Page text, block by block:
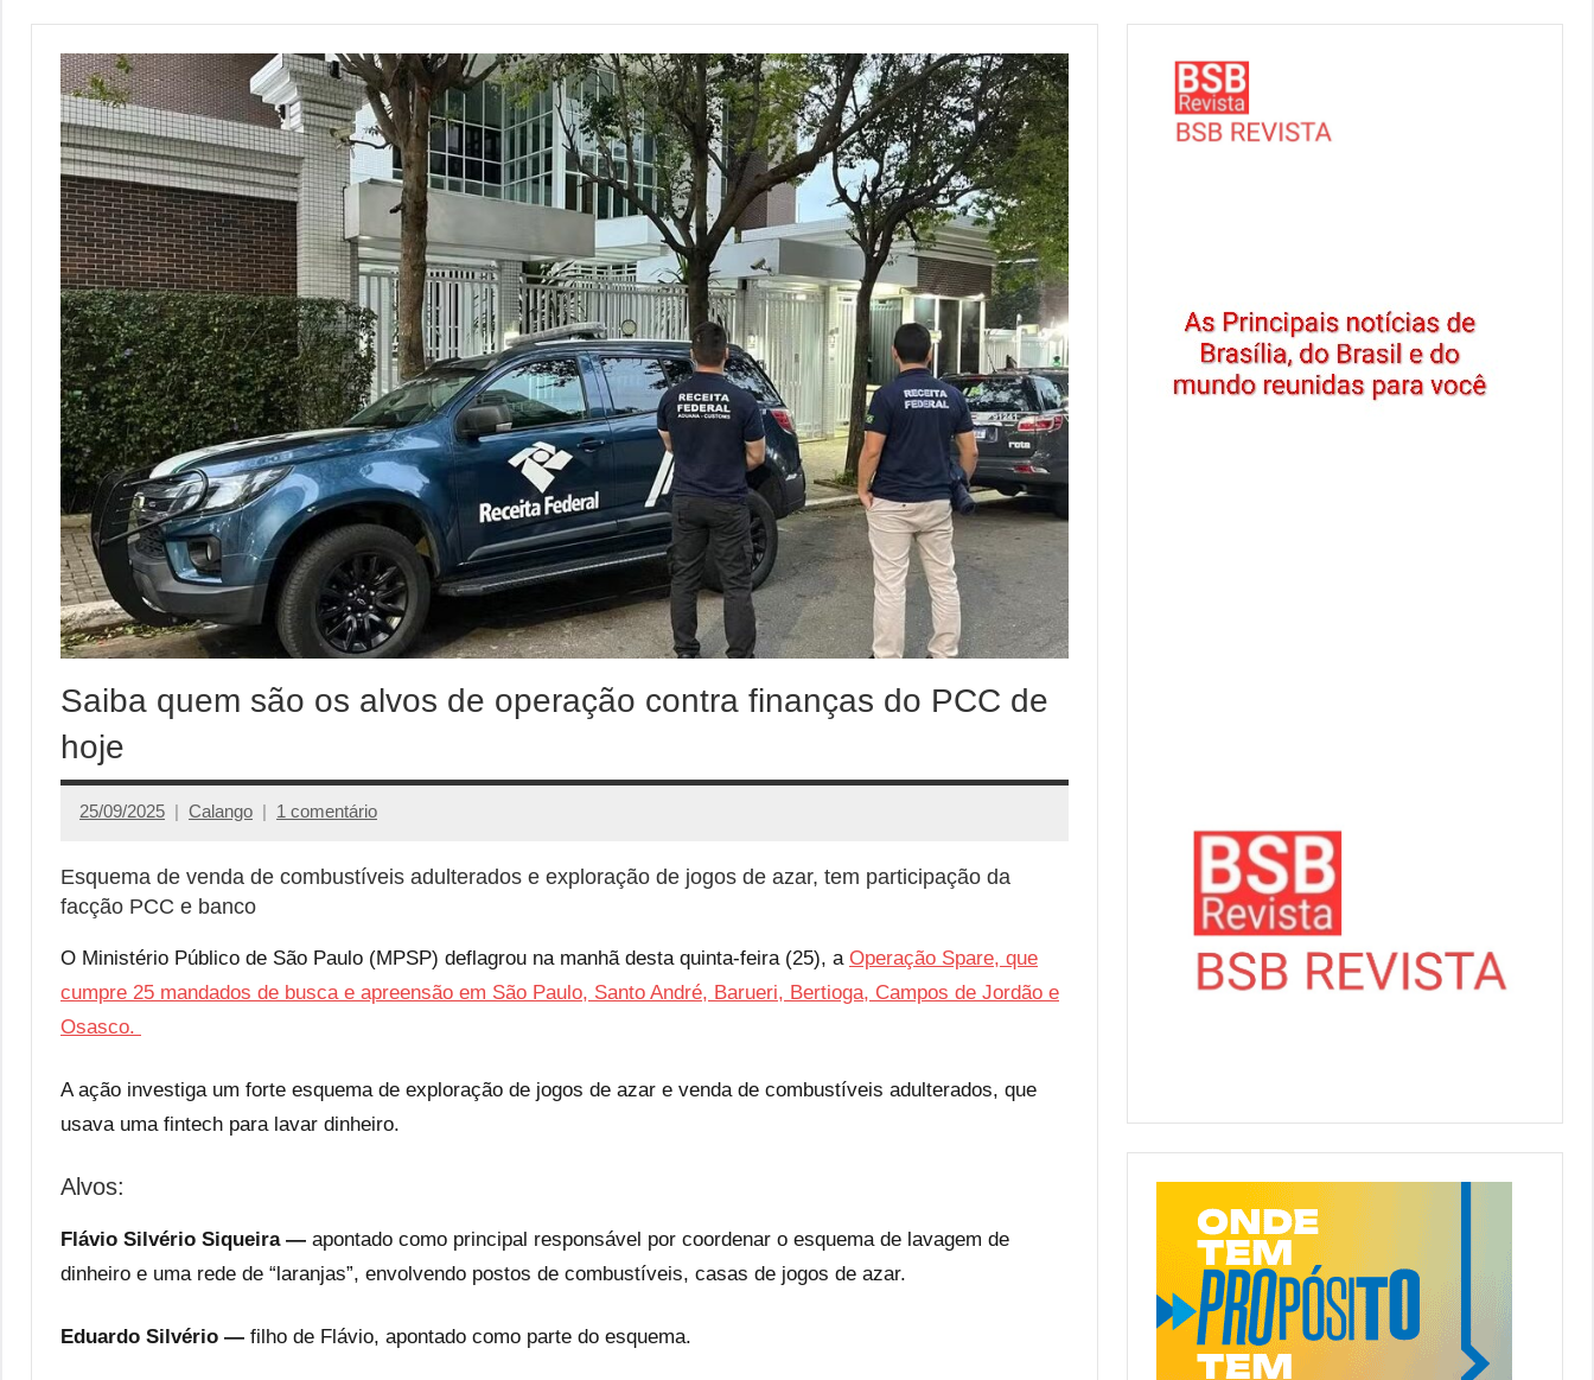
Saiba quem são os alvos de operação contra finanças do PCC de
hoje
25/09/2025 Calango 1 comentário
Esquema de venda de combustíveis adulterados e exploração de jogos de azar, tem participação da
facção PCC e banco
O Ministério Público de São Paulo (MPSP) deflagrou na manhã desta quinta-feira (25), a Operação Spare, que
cumpre 25 mandados de busca e apreensão em São Paulo, Santo André, Barueri, Bertioga, Campos de Jordão e
Osasco.
A ação investiga um forte esquema de exploração de jogos de azar e venda de combustíveis adulterados, que
usava uma fintech para lavar dinheiro.
Alvos:
Flávio Silvério Siqueira — apontado como principal responsável por coordenar o esquema de lavagem de
dinheiro e uma rede de “laranjas”, envolvendo postos de combustíveis, casas de jogos de azar.
Eduardo Silvério — filho de Flávio, apontado como parte do esquema.